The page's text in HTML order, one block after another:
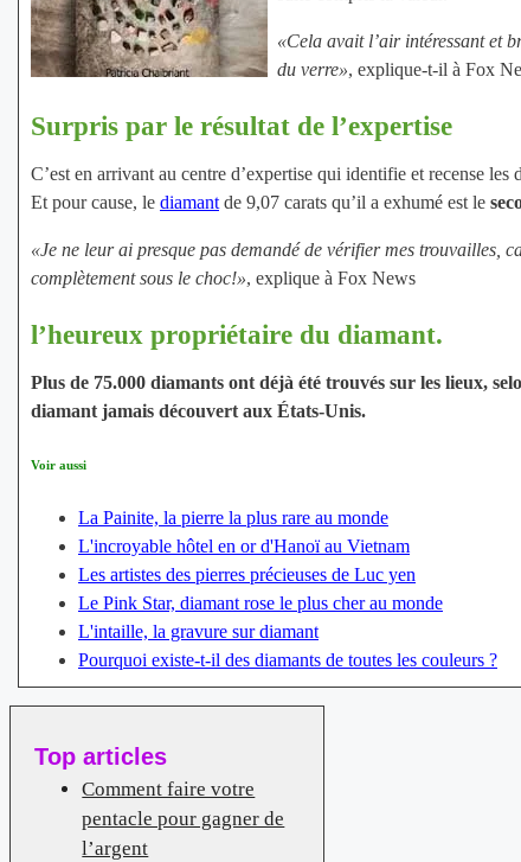
«Cela avait l’air intéressant et
du verre», explique-t-il à Fox
Surpris par le résultat de l’expertise
C’est en arrivant au centre d’expertise qui identifie et recense
Et pour cause, le diamantde 9,07 carats qu’il a exhumé est le
«Je ne leur ai presque pas demandé de vérifier mes
complètement sous le choc!», explique à Fox News
l’heureux propriétaire du diamant.
Plus de 75.000 diamants ont déjà été trouvés sur les lieux,
diamant jamais découvert aux États-Unis.
Voir aussi
La Painite, la pierre la plus rare au monde
L'incroyable hôtel en or d'Hanoï au Vietnam
Les artistes des pierres précieuses de Luc yen
Le Pink Star, diamant rose le plus cher au monde
L'intaille, la gravure sur diamant
Pourquoi existe-t-il des diamants de toutes les couleurs ?
Top articles
Comment faire votre
pentacle pour gagner de
l’argent